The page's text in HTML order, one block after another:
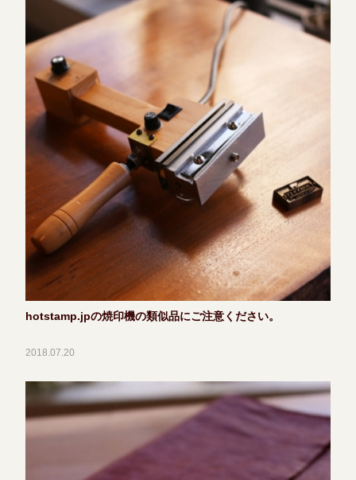
hotstamp.jpの焼印機の類似品にご注意ください。
2018.07.20